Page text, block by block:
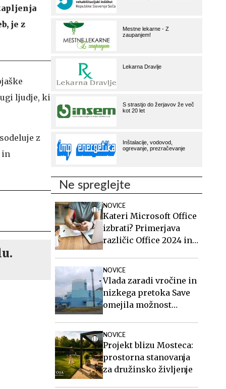
je z
ljudje, ki
z
in
Ne spreglejte
NOVICE
Kateri Microsoft Office
izbrati? Primerjava
različic Office 2024 in
NOVICE
Vlada zaradi vročine in
nizkega pretoka Save
omejila možnost
NOVICE
Projekt blizu Mosteca:
prostorna stanovanja
za družinsko življenje